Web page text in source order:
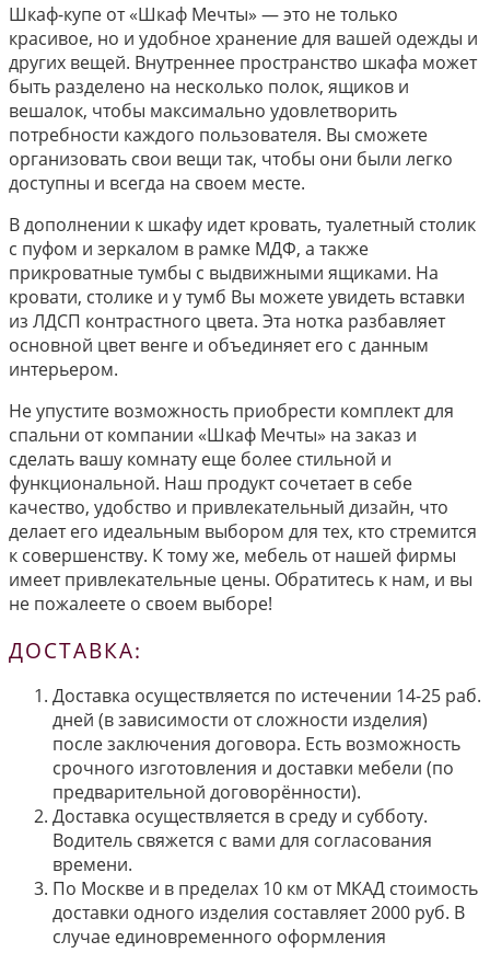
Шкаф-купе от «Шкаф Мечты» — это не только
красивое, но и удобное хранение для вашей одежды и
других вещей. Внутреннее пространство шкафа может
быть разделено на несколько полок, ящиков и
вешалок, чтобы максимально удовлетворить
потребности каждого пользователя. Вы сможете
организовать свои вещи так, чтобы они были легко
доступны и всегда на своем месте.
В дополнении к шкафу идет кровать, туалетный столик
с пуфом и зеркалом в рамке МДФ, а также
прикроватные тумбы с выдвижными ящиками. На
кровати, столике и у тумб Вы можете увидеть вставки
из ЛДСП контрастного цвета. Эта нотка разбавляет
основной цвет венге и объединяет его с данным
интерьером.
Не упустите возможность приобрести комплект для
спальни от компании «Шкаф Мечты» на заказ и
сделать вашу комнату еще более стильной и
функциональной. Наш продукт сочетает в себе
качество, удобство и привлекательный дизайн, что
делает его идеальным выбором для тех, кто стремится
к совершенству. К тому же, мебель от нашей фирмы
имеет привлекательные цены. Обратитесь к нам, и вы
не пожалеете о своем выборе!
ДОСТАВКА:
Доставка осуществляется по истечении 14-25 раб.
дней (в зависимости от сложности изделия)
после заключения договора. Есть возможность
срочного изготовления и доставки мебели (по
предварительной договорённости).
Доставка осуществляется в среду и субботу.
Водитель свяжется с вами для согласования
времени.
По Москве и в пределах 10 км от МКАД стоимость
доставки одного изделия составляет 2000 руб. В
случае единовременного оформления